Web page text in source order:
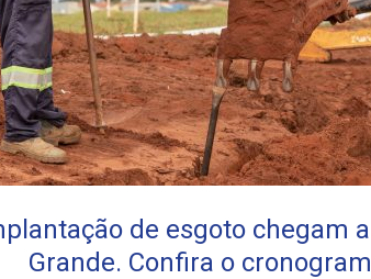
de esgoto chegam
Grande. Confira o